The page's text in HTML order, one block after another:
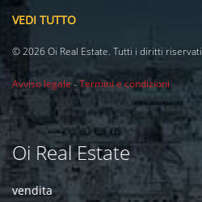
VEDI TUTTO
© 2026 Oi Real Estate. Tutti i diritti riservati
Avviso legale-Termini e condizioni
Oi Real Estate
vendita